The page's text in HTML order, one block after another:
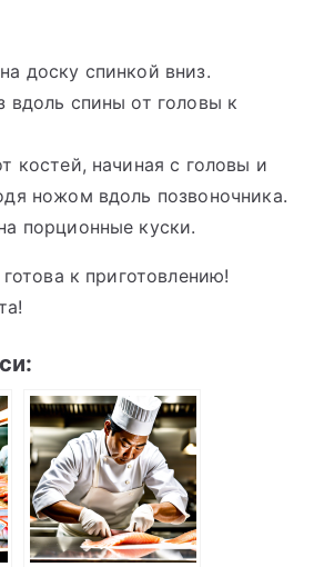
доску спинкой вниз.
вдоль спины от головы к
костей, начиная с головы и
ножом вдоль позвоночника.
порционные куски.
к приготовлению!